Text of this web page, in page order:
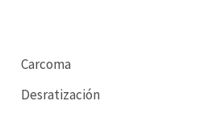
Carcoma
Desratización